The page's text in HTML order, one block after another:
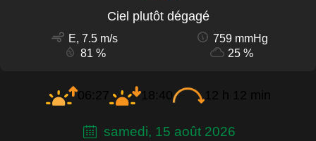
Ciel plutôt dégagé
E, 7.5 m/s
759 mmHg
81 %
25 %
06:27 18:40 12 h 12 min
samedi, 15 août 2026